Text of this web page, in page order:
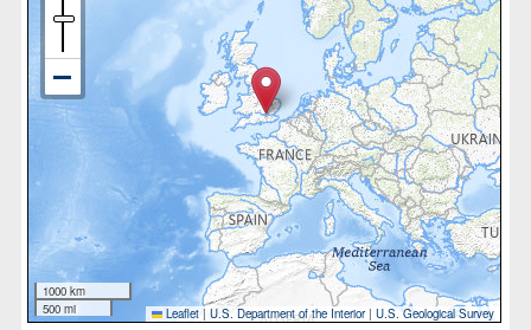
1000 km
500 mi
Leaflet | U.S. Department of the Interior|U.S. Geological Survey